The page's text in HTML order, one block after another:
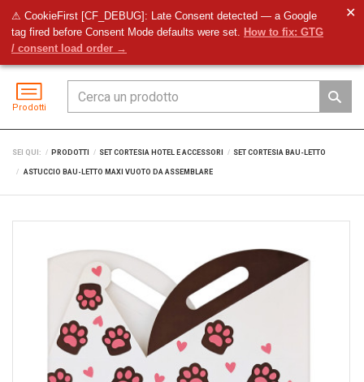
⚠ CookieFirst [CF_DEBUG]: Late Consent detected — a Google
tag fired before Consent Mode defaults were set. How to fix: GTG
/ consent load order →
✕
Prodotti
SEI QUI: PRODOTTI SET CORTESIA HOTEL E ACCESSORI SET CORTESIA BAU-LETTO
ASTUCCIO BAU-LETTO MAXI VUOTO DA ASSEMBLARE